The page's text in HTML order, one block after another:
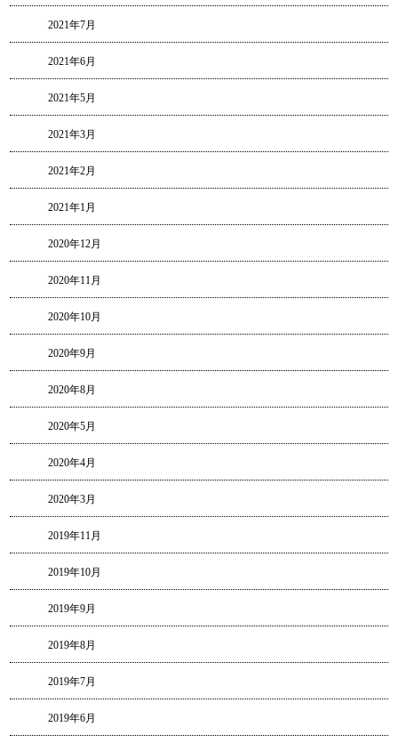
2021年7月
2021年6月
2021年5月
2021年3月
2021年2月
2021年1月
2020年12月
2020年11月
2020年10月
2020年9月
2020年8月
2020年5月
2020年4月
2020年3月
2019年11月
2019年10月
2019年9月
2019年8月
2019年7月
2019年6月